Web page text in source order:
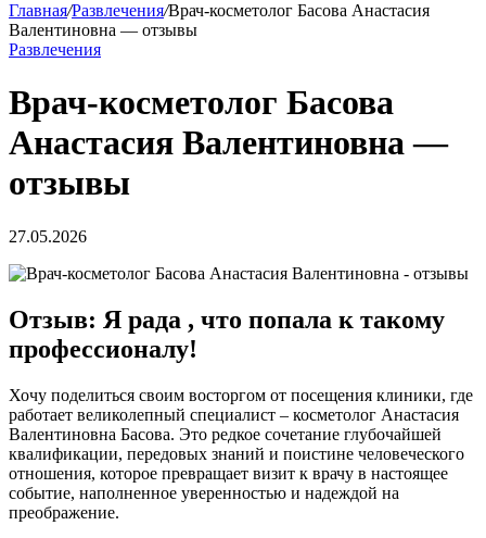
Главная/Развлечения/Врач-косметолог Басова Анастасия
Валентиновна — отзывы
Развлечения
Врач-косметолог Басова
Анастасия Валентиновна —
отзывы
27.05.2026
Отзыв: Я рада , что попала к такому
профессионалу!
Хочу поделиться своим восторгом от посещения клиники, где
работает великолепный специалист – косметолог Анастасия
Валентиновна Басова. Это редкое сочетание глубочайшей
квалификации, передовых знаний и поистине человеческого
отношения, которое превращает визит к врачу в настоящее
событие, наполненное уверенностью и надеждой на
преображение.